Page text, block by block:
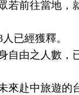
前往當地，
已經獲釋。
由之人數，
赴中旅遊的